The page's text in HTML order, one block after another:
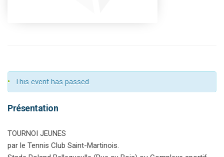
This event has passed.
Présentation
TOURNOI JEUNES
par le Tennis Club Saint-Martinois.